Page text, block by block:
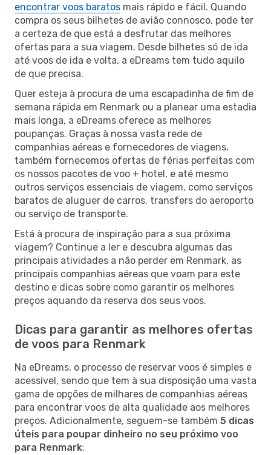
encontrar voos baratos mais rápido e fácil. Quando
compra os seus bilhetes de avião connosco, pode ter
a certeza de que está a desfrutar das melhores
ofertas para a sua viagem. Desde bilhetes só de ida
até voos de ida e volta, a eDreams tem tudo aquilo
de que precisa.
Quer esteja à procura de uma escapadinha de fim de
semana rápida em Renmark ou a planear uma estadia
mais longa, a eDreams oferece as melhores
poupanças. Graças à nossa vasta rede de
companhias aéreas e fornecedores de viagens,
também fornecemos ofertas de férias perfeitas com
os nossos pacotes de voo + hotel, e até mesmo
outros serviços essenciais de viagem, como serviços
baratos de aluguer de carros, transfers do aeroporto
ou serviço de transporte.
Está à procura de inspiração para a sua próxima
viagem? Continue a ler e descubra algumas das
principais atividades a não perder em Renmark, as
principais companhias aéreas que voam para este
destino e dicas sobre como garantir os melhores
preços aquando da reserva dos seus voos.
Dicas para garantir as melhores ofertas
de voos para Renmark
Na eDreams, o processo de reservar voos é simples e
acessível, sendo que tem à sua disposição uma vasta
gama de opções de milhares de companhias aéreas
para encontrar voos de alta qualidade aos melhores
preços. Adicionalmente, seguem-se também 5 dicas
úteis para poupar dinheiro no seu próximo voo
para Renmark: